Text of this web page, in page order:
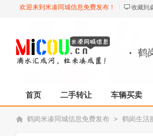
欢迎来到米凑同城信息免费发布！ 收藏到
· 鹤
首页 二手转让 车辆买卖
鹤岗米凑同城信息免费发布 > 鹤岗生活